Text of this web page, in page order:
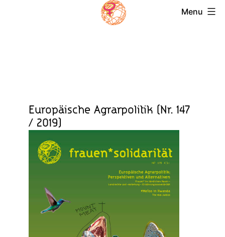
Menu
Europäische Agrarpolitik (Nr. 147
/ 2019)